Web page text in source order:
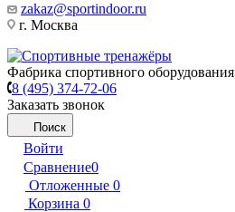
zakaz@sportindoor.ru
г. Москва
Фабрика спортивного оборудования
8 (495) 374-72-06
Заказать звонок
Поиск
Войти
Сравнение0
Отложенные 0
Корзина 0